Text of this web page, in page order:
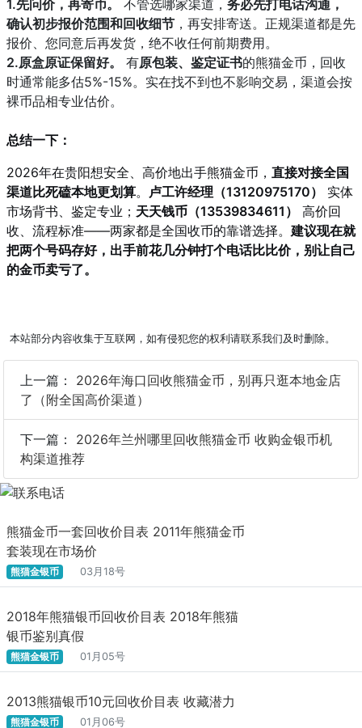
1.先问价，再寄币。 不管选哪家渠道， 务必先打电话沟通，
确认初步报价范围和回收细节 ，再安排寄送。正规渠道都是先
报价、您同意后再发货，绝不收任何前期费用。
2.原盒原证保留好。
有原包装、鉴定证书的熊猫金币，回收
时通常能多估5%-15%。实在找不到也不影响交易，渠道会按
裸币品相专业估价。
总结一下：
2026年在贵阳想安全、高价地出手熊猫金币， 直接对接全国
渠道比死磕本地更划算。 卢工许经理（13120975170）
实体
市场背书、鉴定专业； 天天钱币（13539834611）
高价回
收、流程标准——两家都是全国收币的靠谱选择。 建议现在就
把两个号码存好，出手前花几分钟打个电话比比价，别让自己
的金币卖亏了。
本站部分内容收集于互联网，如有侵犯您的权利请联系我们及时删除。
上一篇： 2026年海口回收熊猫金币，别再只逛本地金店
了（附全国高价渠道）
下一篇： 2026年兰州哪里回收熊猫金币 收购金银币机
构渠道推荐
熊猫金币一套回收价目表 2011年熊猫金币
套装现在市场价
熊猫金银币 03月18号
2018年熊猫银币回收价目表 2018年熊猫
银币鉴别真假
熊猫金银币 01月05号
2013熊猫银币10元回收价目表 收藏潜力
熊猫金银币 01月06号